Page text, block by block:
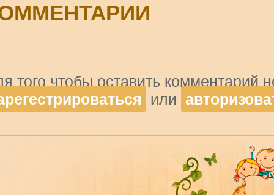
того чтобы оставить комментарий
или